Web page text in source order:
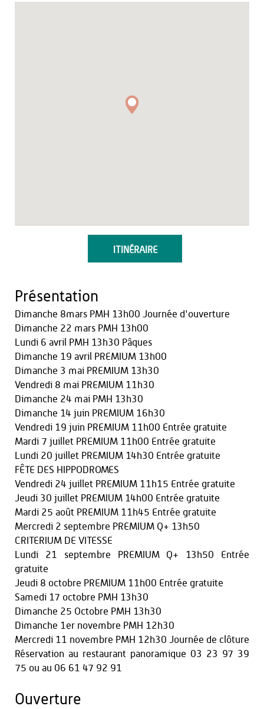
ITINÉRAIRE
Présentation
Dimanche 8mars PMH 13h00 Journée d'ouverture
Dimanche 22 mars PMH 13h00
Lundi 6 avril PMH 13h30 Pâques
Dimanche 19 avril PREMIUM 13h00
Dimanche 3 mai PREMIUM 13h30
Vendredi 8 mai PREMIUM 11h30
Dimanche 24 mai PMH 13h30
Dimanche 14 juin PREMIUM 16h30
Vendredi 19 juin PREMIUM 11h00 Entrée gratuite
Mardi 7 juillet PREMIUM 11h00 Entrée gratuite
Lundi 20 juillet PREMIUM 14h30 Entrée gratuite
FÊTE DES HIPPODROMES
Vendredi 24 juillet PREMIUM 11h15 Entrée gratuite
Jeudi 30 juillet PREMIUM 14h00 Entrée gratuite
Mardi 25 août PREMIUM 11h45 Entrée gratuite
Mercredi 2 septembre PREMIUM Q+ 13h50
CRITERIUM DE VITESSE
Lundi 21 septembre PREMIUM Q+ 13h50 Entrée
gratuite
Jeudi 8 octobre PREMIUM 11h00 Entrée gratuite
Samedi 17 octobre PMH 13h30
Dimanche 25 Octobre PMH 13h30
Dimanche 1er novembre PMH 12h30
Mercredi 11 novembre PMH 12h30 Journée de clôture
Réservation au restaurant panoramique 03 23 97 39
75 ou au 06 61 47 92 91
Ouverture